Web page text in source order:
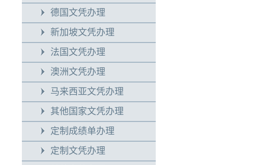
德国文凭办理
新加坡文凭办理
法国文凭办理
澳洲文凭办理
马来西亚文凭办理
其他国家文凭办理
定制成绩单办理
定制文凭办理